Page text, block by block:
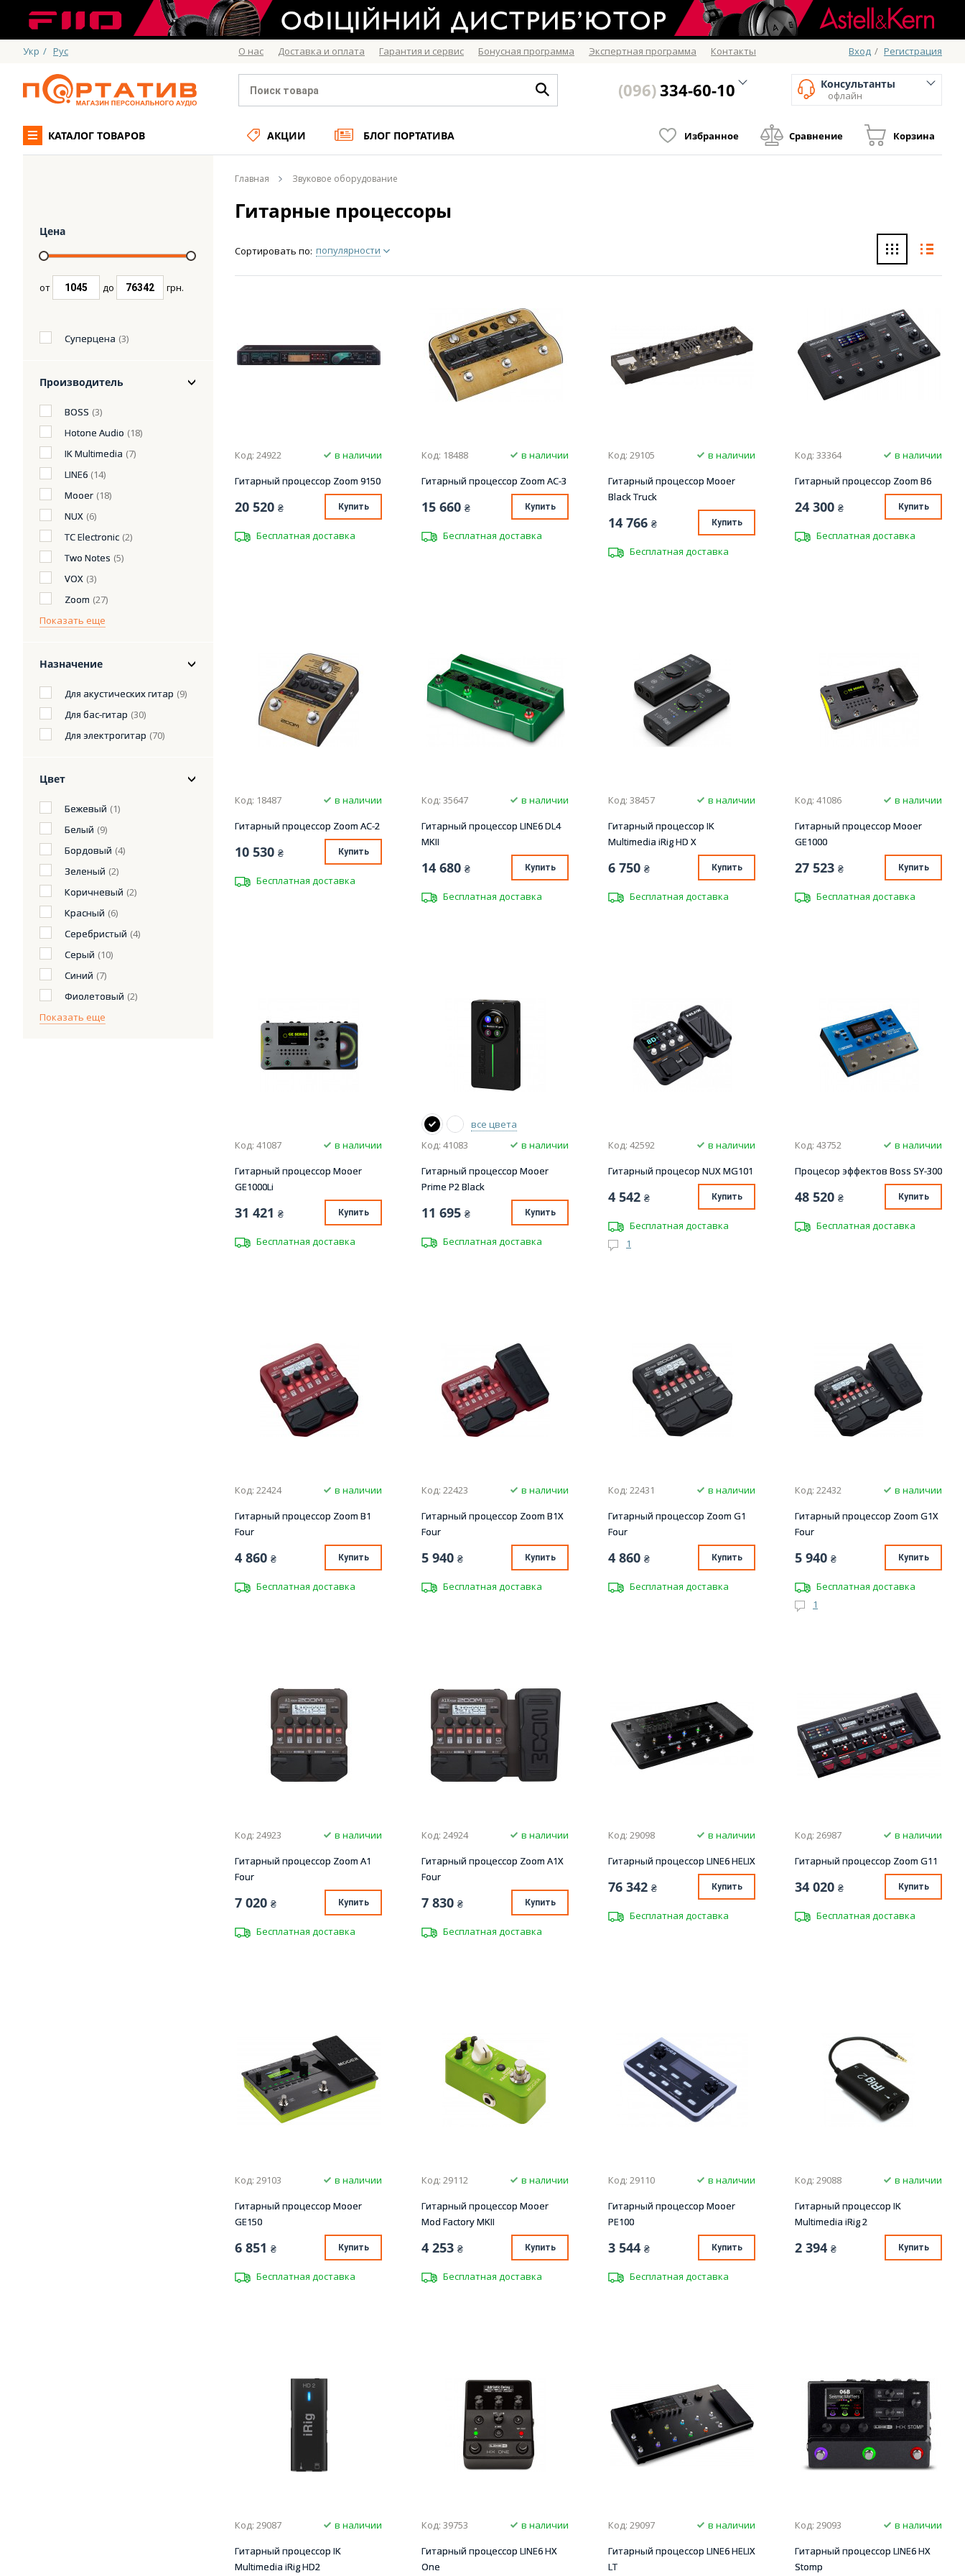
Укр / Рус О нас Доставка и оплата Гарантия и сервис Бонусная программа Экспертная программа Контакты Вход / Регистрация
(096)334-60-10 Консультанты
офлайн
КАТАЛОГ ТОВАРОВ АКЦИИ БЛОГ ПОРТАТИВА Избранное Сравнение Корзина
Цена
от до грн.
Суперцена (3)
Производитель
BOSS (3)
Hotone Audio (18)
IK Multimedia (7)
LINE6 (14)
Mooer (18)
NUX (6)
TC Electronic (2)
Two Notes (5)
VOX (3)
Zoom (27)
Показать еще
Назначение
Для акустических гитар (9)
Для бас-гитар (30)
Для электрогитар (70)
Цвет
Бежевый (1)
Белый (9)
Бордовый (4)
Зеленый (2)
Коричневый (2)
Красный (6)
Серебристый (4)
Серый (10)
Синий (7)
Фиолетовый (2)
Показать еще
Главная Звуковое оборудование
Гитарные процессоры
Сортировать по: популярности
Код: 24922
в наличии
Гитарный процессор Zoom 9150
20 520 ₴ Купить
Бесплатная доставка
Код: 18488
в наличии
Гитарный процессор Zoom AC-3
15 660 ₴ Купить
Бесплатная доставка
Код: 29105
в наличии
Гитарный процессор Mooer
Black Truck
14 766 ₴ Купить
Бесплатная доставка
Код: 33364
в наличии
Гитарный процессор Zoom B6
24 300 ₴ Купить
Бесплатная доставка
Код: 18487
в наличии
Гитарный процессор Zoom AC-2
10 530 ₴ Купить
Бесплатная доставка
Код: 35647
в наличии
Гитарный процессор LINE6 DL4
MKII
14 680 ₴ Купить
Бесплатная доставка
Код: 38457
в наличии
Гитарный процессор IK
Multimedia iRig HD X
6 750 ₴ Купить
Бесплатная доставка
Код: 41086
в наличии
Гитарный процессор Mooer
GE1000
27 523 ₴ Купить
Бесплатная доставка
Код: 41087
в наличии
Гитарный процессор Mooer
GE1000Li
31 421 ₴ Купить
Бесплатная доставка
все цвета
Код: 41083
в наличии
Гитарный процессор Mooer
Prime P2 Black
11 695 ₴ Купить
Бесплатная доставка
Код: 42592
в наличии
Гитарный процесор NUX MG101
4 542 ₴ Купить
Бесплатная доставка
1
Код: 43752
в наличии
Процесор эффектов Boss SY-300
48 520 ₴ Купить
Бесплатная доставка
Код: 22424
в наличии
Гитарный процессор Zoom B1
Four
4 860 ₴ Купить
Бесплатная доставка
Код: 22423
в наличии
Гитарный процессор Zoom B1X
Four
5 940 ₴ Купить
Бесплатная доставка
Код: 22431
в наличии
Гитарный процессор Zoom G1
Four
4 860 ₴ Купить
Бесплатная доставка
Код: 22432
в наличии
Гитарный процессор Zoom G1X
Four
5 940 ₴ Купить
Бесплатная доставка
1
Код: 24923
в наличии
Гитарный процессор Zoom A1
Four
7 020 ₴ Купить
Бесплатная доставка
Код: 24924
в наличии
Гитарный процессор Zoom A1X
Four
7 830 ₴ Купить
Бесплатная доставка
Код: 29098
в наличии
Гитарный процессор LINE6 HELIX
76 342 ₴ Купить
Бесплатная доставка
Код: 26987
в наличии
Гитарный процессор Zoom G11
34 020 ₴ Купить
Бесплатная доставка
Код: 29103
в наличии
Гитарный процессор Mooer
GE150
6 851 ₴ Купить
Бесплатная доставка
Код: 29112
в наличии
Гитарный процессор Mooer
Mod Factory MKII
4 253 ₴ Купить
Бесплатная доставка
Код: 29110
в наличии
Гитарный процессор Mooer
PE100
3 544 ₴ Купить
Бесплатная доставка
Код: 29088
в наличии
Гитарный процессор IK
Multimedia iRig 2
2 394 ₴ Купить
Код: 29087
в наличии
Гитарный процессор IK
Multimedia iRig HD2
Код: 39753
в наличии
Гитарный процессор LINE6 HX
One
Код: 29097
в наличии
Гитарный процессор LINE6 HELIX
LT
Код: 29093
в наличии
Гитарный процессор LINE6 HX
Stomp